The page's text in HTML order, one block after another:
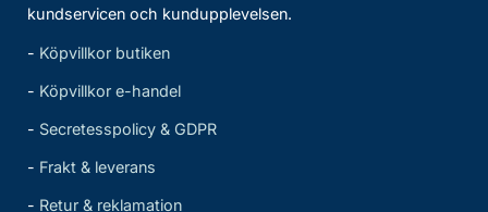
kundservicen och kundupplevelsen.
- Köpvillkor butiken
- Köpvillkor e-handel
- Secretesspolicy & GDPR
- Frakt & leverans
- Retur & reklamation